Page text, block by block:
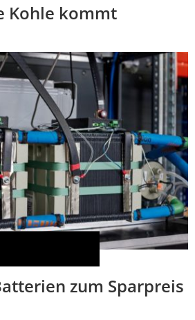
Kohle kommt
zum Sparpreis